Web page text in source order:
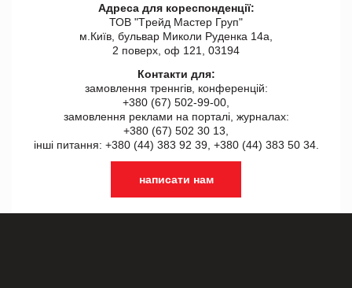
Адреса для кореспонденції:
ТОВ "Tрейд Мастер Груп"
м.Київ, бульвар Миколи Руденка 14а,
2 поверх, оф 121, 03194
Контакти для:
замовлення треннгів, конференцій:
+380 (67) 502-99-00,
замовлення реклами на порталі, журналах:
+380 (67) 502 30 13,
інші питання: +380 (44) 383 92 39, +380 (44) 383 50 34.
написати нам